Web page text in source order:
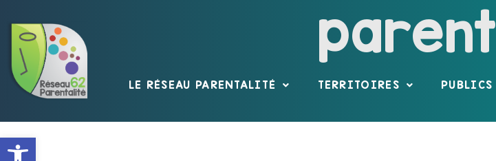
Ouvrir la barre d’outils
parent
LE RÉSEAU PARENTALITÉ TERRITOIRES PUBLICS